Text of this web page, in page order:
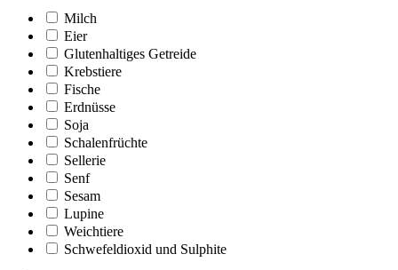
Milch
Eier
Glutenhaltiges Getreide
Krebstiere
Fische
Erdnüsse
Soja
Schalenfrüchte
Sellerie
Senf
Sesam
Lupine
Weichtiere
Schwefeldioxid und Sulphite